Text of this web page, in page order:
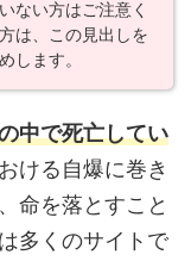
ない方はご注意く
は、この見出しを
します。
中で死亡してい
ける自爆に巻き
命を落とすこと
多くのサイトで